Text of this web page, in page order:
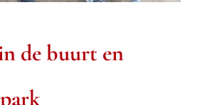
de buurt en